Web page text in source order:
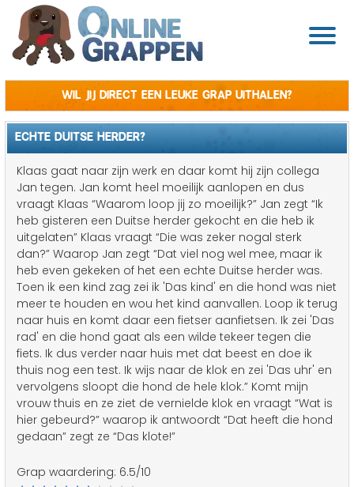
Wil jij direct een leuke grap uithalen?
ECHTE DUITSE HERDER?
Klaas gaat naar zijn werk en daar komt hij zijn collega
Jan tegen. Jan komt heel moeilijk aanlopen en dus
vraagt Klaas “Waarom loop jij zo moeilijk?” Jan zegt “Ik
heb gisteren een Duitse herder gekocht en die heb ik
uitgelaten” Klaas vraagt “Die was zeker nogal sterk
dan?” Waarop Jan zegt “Dat viel nog wel mee, maar ik
heb even gekeken of het een echte Duitse herder was.
Toen ik een kind zag zei ik 'Das kind' en die hond was niet
meer te houden en wou het kind aanvallen. Loop ik terug
naar huis en komt daar een fietser aanfietsen. Ik zei 'Das
rad' en die hond gaat als een wilde tekeer tegen die
fiets. Ik dus verder naar huis met dat beest en doe ik
thuis nog een test. Ik wijs naar de klok en zei 'Das uhr' en
vervolgens sloopt die hond de hele klok.” Komt mijn
vrouw thuis en ze ziet de vernielde klok en vraagt “Wat is
hier gebeurd?” waarop ik antwoordt “Dat heeft die hond
gedaan” zegt ze “Das klote!”
Grap waardering: 6.5/10